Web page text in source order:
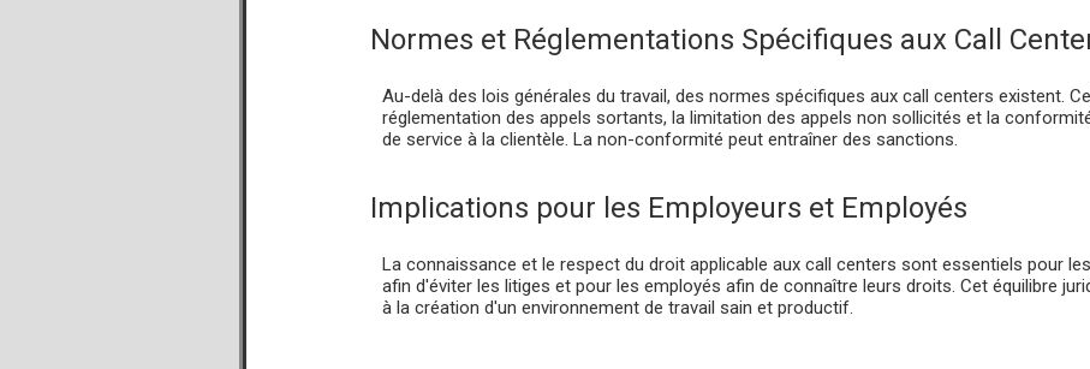
Normes et Réglementations Spécifiques aux Call
Au-delà des lois générales du travail, des normes spécifiques aux call centers existent.
réglementation des appels sortants, la limitation des appels non sollicités et la
de service à la clientèle. La non-conformité peut entraîner des sanctions.
Implications pour les Employeurs et Employés
La connaissance et le respect du droit applicable aux call centers sont essentiels pour
afin d'éviter les litiges et pour les employés afin de connaître leurs droits. Cet équilibre
à la création d'un environnement de travail sain et productif.